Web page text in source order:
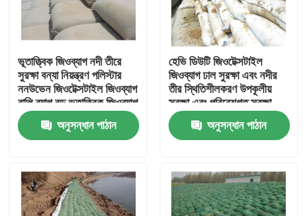
পণ্য
ভূতাত্ত্বিক জিওব্যাগ নদী তীরে
সুরক্ষা বন্যা নিয়ন্ত্রণ পলিস্টার
ননউভেন জিওটেক্সটাইল জিওব্যাগ
বালি ব্যাগ বড় ভূতাত্ত্বিক জিওব্যাগ
সৈকত সুরক্ষার জন্য
অনুসন্ধান পাঠান
হেভি ডিউটি ​​জিওটেক্সটাইল
জিওব্যাগ ঢাল সুরক্ষা এবং নদীর
তীর স্থিতিশীলকরণ উপকূলীয়
সুরক্ষা এবং পরিবেশগত সুরক্ষা
ব্যবস্থার জন্য ডিজাইন করা
হয়েছে
অনুসন্ধান পাঠান